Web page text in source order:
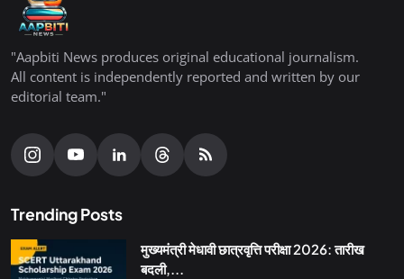
"Aapbiti News produces original educational journalism.
All content is independently reported and written by our
editorial team."
Trending Posts
मुख्यमंत्री मेधावी छात्रवृत्ति परीक्षा 2026: तारीख
बदली,...